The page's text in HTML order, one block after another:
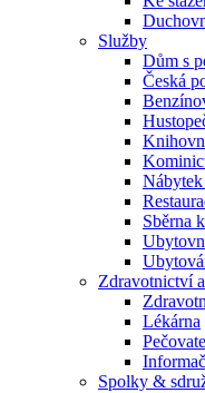
Služby
Dům s
Česká
Sběrna
Zdravotnictví
Lékárna
Spolky &